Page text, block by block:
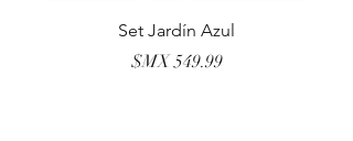
Set Jardín Azul
السعر‏549.99 MX$